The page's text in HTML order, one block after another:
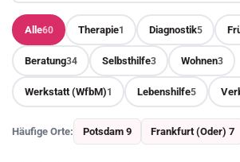
Alle60 Therapie1 Diagnostik5
Beratung34 Selbsthilfe3 Wohnen3
Werkstatt (WfbM)1 Lebenshilfe5
Häufige Orte: Potsdam 9 Frankfurt (Oder) 7